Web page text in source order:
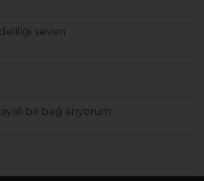
seven
bir bağ arıyorum